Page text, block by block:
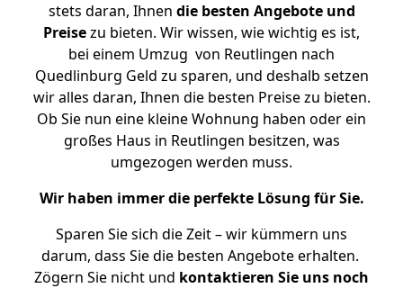
stets daran, Ihnen die besten Angebote und
Preisezu bieten. Wir wissen, wie wichtig es ist,
bei einem Umzug von Reutlingen nach
Quedlinburg Geld zu sparen, und deshalb setzen
wir alles daran, Ihnen die besten Preise zu bieten.
Ob Sie nun eine kleine Wohnung haben oder ein
großes Haus in Reutlingen besitzen, was
umgezogen werden muss.
Wir haben immer die perfekte Lösung für Sie.
Sparen Sie sich die Zeit – wir kümmern uns
darum, dass Sie die besten Angebote erhalten.
Zögern Sie nicht und kontaktieren Sie uns noch